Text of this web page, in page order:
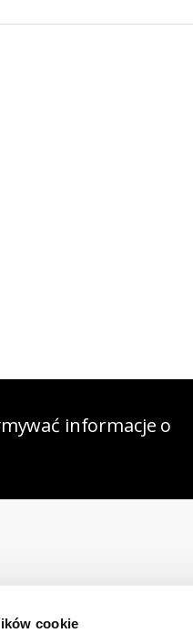
cookie
informacje o
adres e-mail